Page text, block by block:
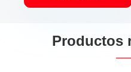
Productos